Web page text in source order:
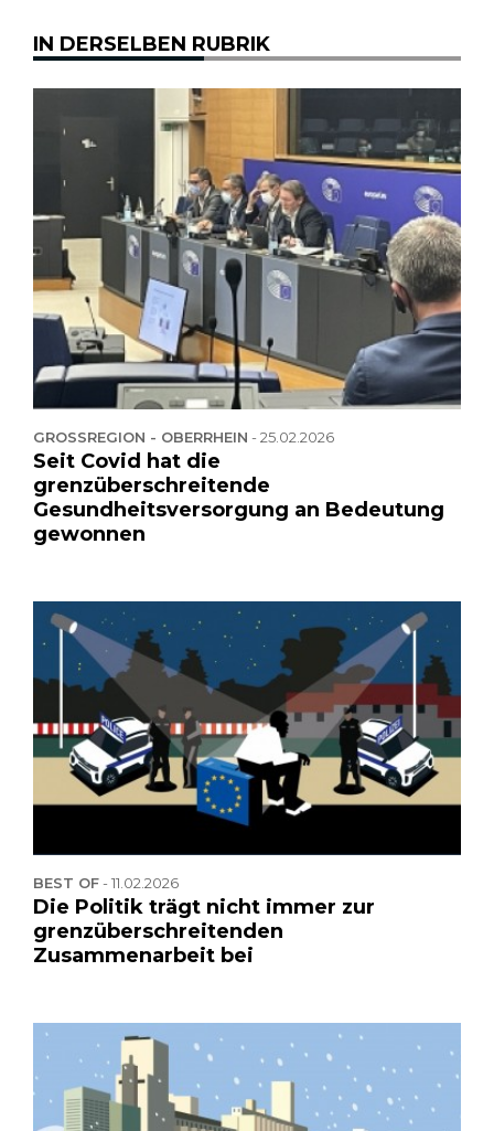
IN DERSELBEN RUBRIK
GROSSREGION - OBERRHEIN -25.02.2026
Seit Covid hat die
grenzüberschreitende
Gesundheitsversorgung an Bedeutung
gewonnen
BEST OF-11.02.2026
Die Politik trägt nicht immer zur
grenzüberschreitenden
Zusammenarbeit bei